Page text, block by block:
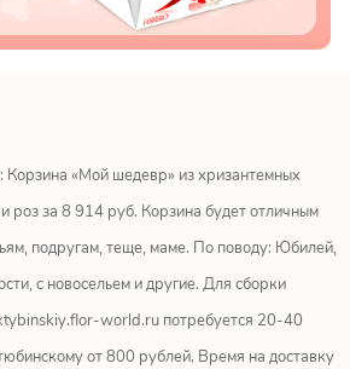
«Мой шедевр» из хризантемных
роз за 8 914 руб. Корзина будет отличным
подругам, теще, маме. По поводу: Юбилей,
с новосельем и другие. Для сборки
world.ru потребуется 20-40
от 800 рублей. Время на доставку